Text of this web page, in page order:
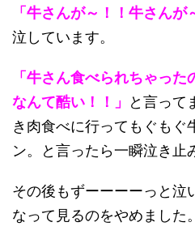
「牛さんが～！！牛さんが
泣しています。
「牛さん食べられちゃっ
なんて酷い！！」
と言って
き肉食べに行ってもぐもぐ
ン。と言ったら一瞬泣き止
その後もずーーーーっと泣
なって見るのをやめました。